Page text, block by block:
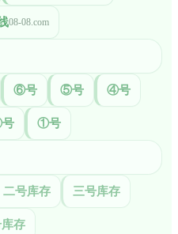
08-08.com
⑥号 ⑤号 ④号
①号
二号库存 三号库存
库存